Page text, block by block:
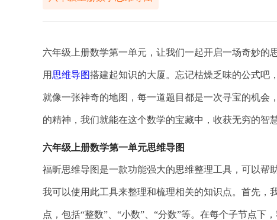
六年级上册数学第一单元，让我们一起开启一场奇妙的
用 思维导图搭建起知识的大厦。忘记枯燥乏味的公式吧
就像一张神奇的地图，每一道题目都是一次寻宝的机
的精神，我们就能在这个数学的宝藏中，收获无穷的智
六年级上册数学第一单元思维导图
福昕思维导图是一款功能强大的思维整理工具，可以帮
我可以使用此工具来整理和梳理相关的知识点。首先，
点，包括“整数”、“小数”、“分数”等。在每个子节点